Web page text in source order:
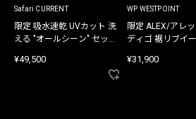
Safari CURRENT
限定 吸水速乾 UVカット 洗
える "オールシーン" セット
¥49,500
WP WESTPOINT
限定 ALEX/アレ
ディゴ 裾リブイー
¥31,900